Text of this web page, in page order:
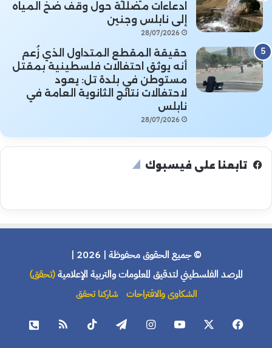
ادعاءات مضللة حول وقف ضخ المياه
إلى نابلس وجنين
28/07/2026
حقيقة المقطع المتداول الذي زُعم
أنه يوثق احتفالات فلسطينية بمقتل
مستوطن في بلدة تل: يعود
لاحتفالات نتائج الثانوية العامة في
نابلس
28/07/2026
تابعنا على فيسبوك
© جميع الحقوق محفوظة | 2026 |
المرصد الفلسطيني لتدقيق المعلومات والتربية الإعلامية(تحقق)
الشكاوى والاقتراحات شاركنا تحقق
فيسبوك يوتيوب انستقرام تيلقرام ‫TikTok ملخص